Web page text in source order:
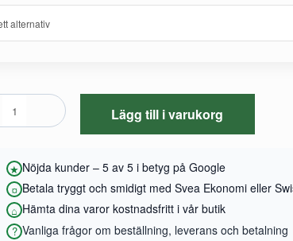
Lägg till i varukorg
Nöjda kunder – 5 av 5 i betyg på Google
Betala tryggt och smidigt med Svea Ekonomi eller
Hämta dina varor kostnadsfritt i vår butik
Vanliga frågor om beställning, leverans och betalning